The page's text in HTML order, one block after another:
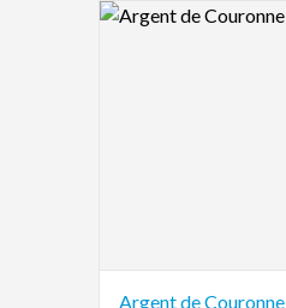
Logo Preview Image
Argent de Couronne